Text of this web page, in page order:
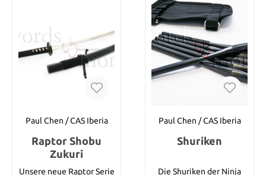
Paul Chen / CAS Iberia
Raptor Shobu
Zukuri
Unsere neue Raptor Serie
Paul Chen / CAS Iberia
Shuriken
Die Shuriken der Ninja